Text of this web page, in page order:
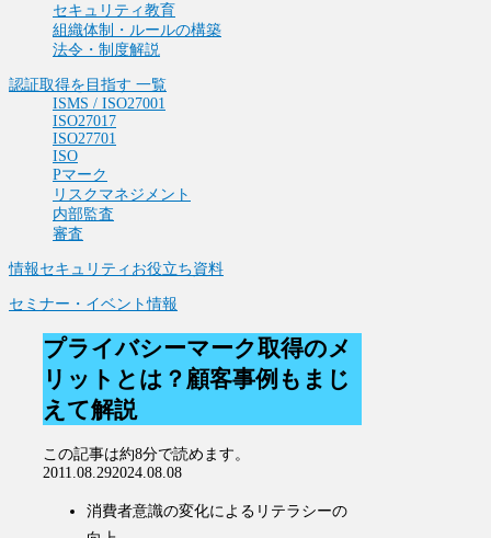
セキュリティ教育
組織体制・ルールの構築
法令・制度解説
認証取得を目指す 一覧
ISMS / ISO27001
ISO27017
ISO27701
ISO
Pマーク
リスクマネジメント
内部監査
審査
情報セキュリティお役立ち資料
セミナー・イベント情報
プライバシーマーク取得のメ
リットとは？顧客事例もまじ
えて解説
この記事は約8分で読めます。
2011.08.292024.08.08
消費者意識の変化によるリテラシーの